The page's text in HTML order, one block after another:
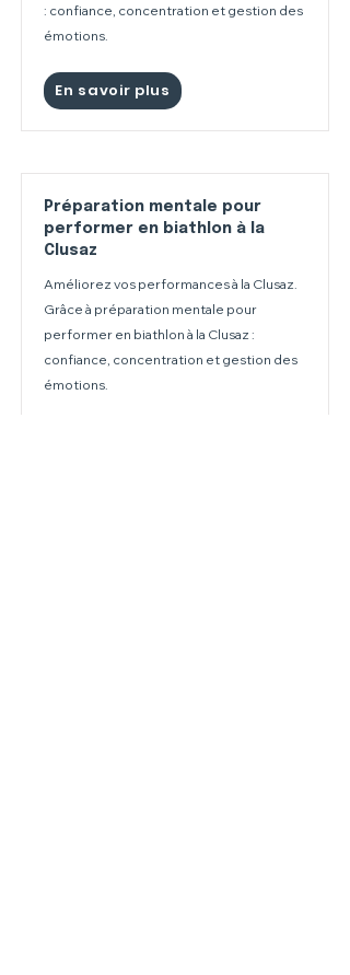
: confiance, concentration et gestion des
émotions.
En savoir plus
Préparation mentale pour
performer en biathlon à la
Clusaz
Améliorez vos performances à la Clusaz.
Grâce à préparation mentale pour
performer en biathlon à la Clusaz :
confiance, concentration et gestion des
émotions.